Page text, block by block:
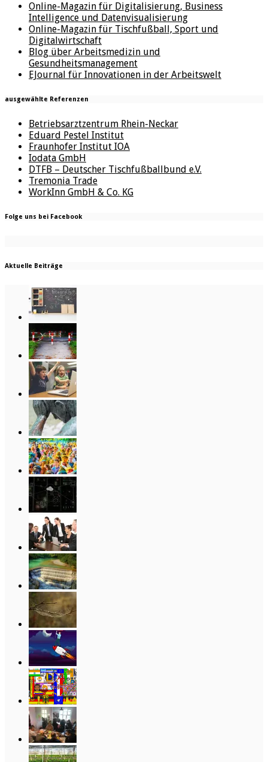
Online-Magazin für Digitalisierung, Business
Intelligence und Datenvisualisierung
Online-Magazin für Tischfußball, Sport und
Digitalwirtschaft
Blog über Arbeitsmedizin und
Gesundheitsmanagement
EJournal für Innovationen in der Arbeitswelt
ausgewählte Referenzen
Betriebsarztzentrum Rhein-Neckar
Eduard Pestel Institut
Fraunhofer Institut IOA
Iodata GmbH
DTFB – Deutscher Tischfußballbund e.V.
Tremonia Trade
WorkInn GmbH & Co. KG
Folge uns bei Facebook
Aktuelle Beiträge